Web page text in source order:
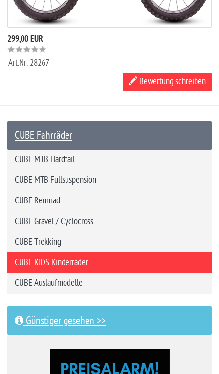
299,00 EUR
Art.Nr. 28267
Bewertung schreiben
CUBE Fahrräder
CUBE MTB Hardtail
CUBE MTB Fullsuspension
CUBE Rennrad
CUBE Gravel / Cyclocross
CUBE Trekking
CUBE KIDS Kinderräder
CUBE Auslaufmodelle
Günstiger gesehen >>